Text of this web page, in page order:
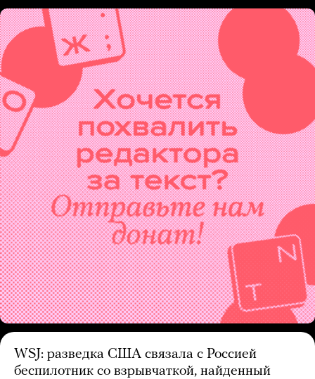
WSJ: разведка США связала с Россией
беспилотник со взрывчаткой, найденный